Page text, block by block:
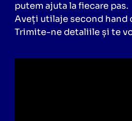
putem ajuta la fiecare pas.
Aveți utilaje second hand
Trimite-ne detaliile și te